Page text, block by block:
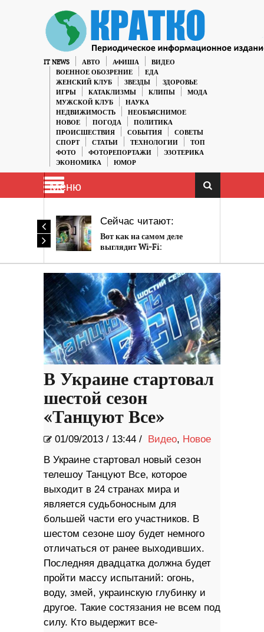
IT NEWS АВТО АФИША
ВИДЕО
ВОЕННОЕ ОБОЗРЕНИЕ
ЕДА
ЖЕНСКИЙ КЛУБ
ЗВЕЗДЫ
ЗДОРОВЬЕ
ИГРЫ
КАТАКЛИЗМЫ КЛИПЫ
МОДА
МУЖСКОЙ КЛУБ
НАУКА
НЕДВИЖИМОСТЬ
НЕОБЪЯСНИМОЕ
НОВОЕ
ПОГОДА
ПОЛИТИКА
ПРОИСШЕСТВИЯ
СОБЫТИЯ
СОВЕТЫ
СПОРТ
СТАТЬИ ТЕХНОЛОГИИ
ТОП
ФОТО
ФОТОРЕПОРТАЖИ
ЭЗОТЕРИКА
ЭКОНОМИКА
ЮМОР
Меню
Сейчас читают:
Вот как на самом деле
выглядит Wi-Fi:
В Украине стартовал
шестой сезон
«Танцуют Все»
01/09/2013 / 13:44 / Видео, Новое
В Украине стартовал новый сезон
телешоу Танцуют Все, которое
выходит в 24 странах мира и
является судьбоносным для
большей части его участников. В
шестом сезоне шоу будет немного
отличаться от ранее выходивших.
Последняя двадцатка должна будет
пройти массу испытаний: огонь,
воду, змей, украинскую глубинку и
другое. Такие состязания не всем под
силу. Кто выдержит все-